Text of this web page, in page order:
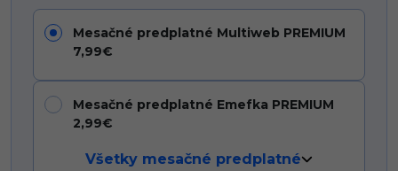
Mesačné predplatné Multiweb PREMIUM
7,99€
Mesačné predplatné Emefka PREMIUM
2,99€
Všetky mesačné predplatné